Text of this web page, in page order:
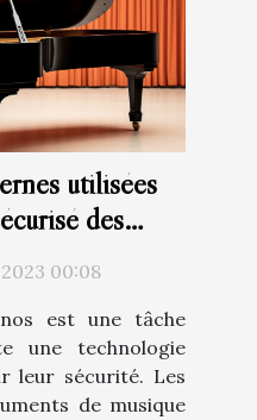
utilisées
des
00:08
est une tâche
une technologie
leur sécurité. Les
de musique